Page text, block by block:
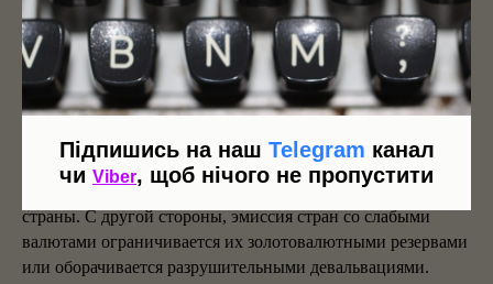
Это, прежде всего, связано с тем, что развитые страны
имеют широкие возможности для эмиссии денежного
эквивалента, который можно «отоварить» практически в
любой точке планеты, получив, таким образом, какие-
угодно ресурсы, необходимые для поддержания
собственных экономик. Эмиссия развитых стран
обусловливает вялую глобальную инфляцию, от которой, в
первую очередь, страдают все те же слабо развитые
страны. С другой стороны, эмиссия стран со слабыми
валютами ограничивается их золотовалютными резервами
или оборачивается разрушительными девальвациями.
Підпишись на наш Telegram канал
чи Viber, щоб нічого не пропустити